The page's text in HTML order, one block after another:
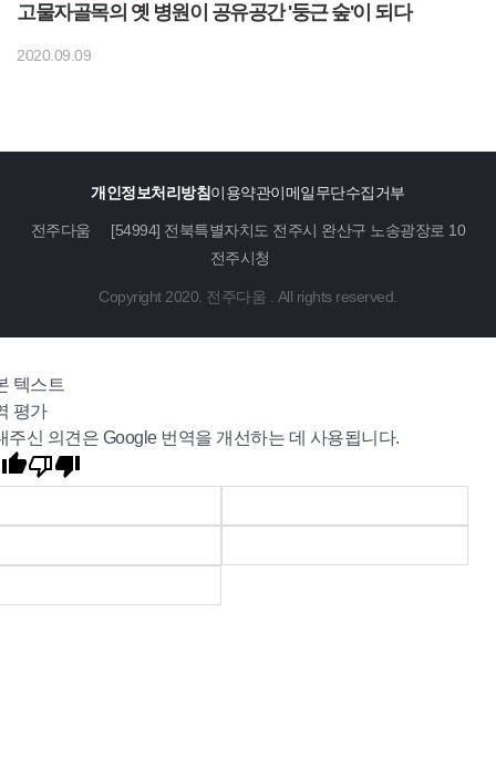
고물자골목의 옛 병원이 공유공간 '둥근 숲'이 되다
2020.09.09
개인정보처리방침이용약관이메일무단수집거부
전주다움
[54994] 전북특별자치도 전주시 완산구 노송광장로 10
전주시청
Copyright 2020. 전주다움 . All rights reserved.
텍스트
평가
주신 의견은 Google 번역을 개선하는 데 사용됩니다.